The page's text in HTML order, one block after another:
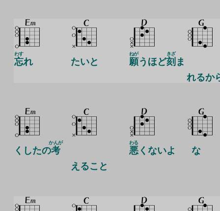
忘
わす
れ たいと 願
ねが
うほど刻
きざ
ま
れるか
くしたの考
かんが
えること
悪
わる
くないよ な